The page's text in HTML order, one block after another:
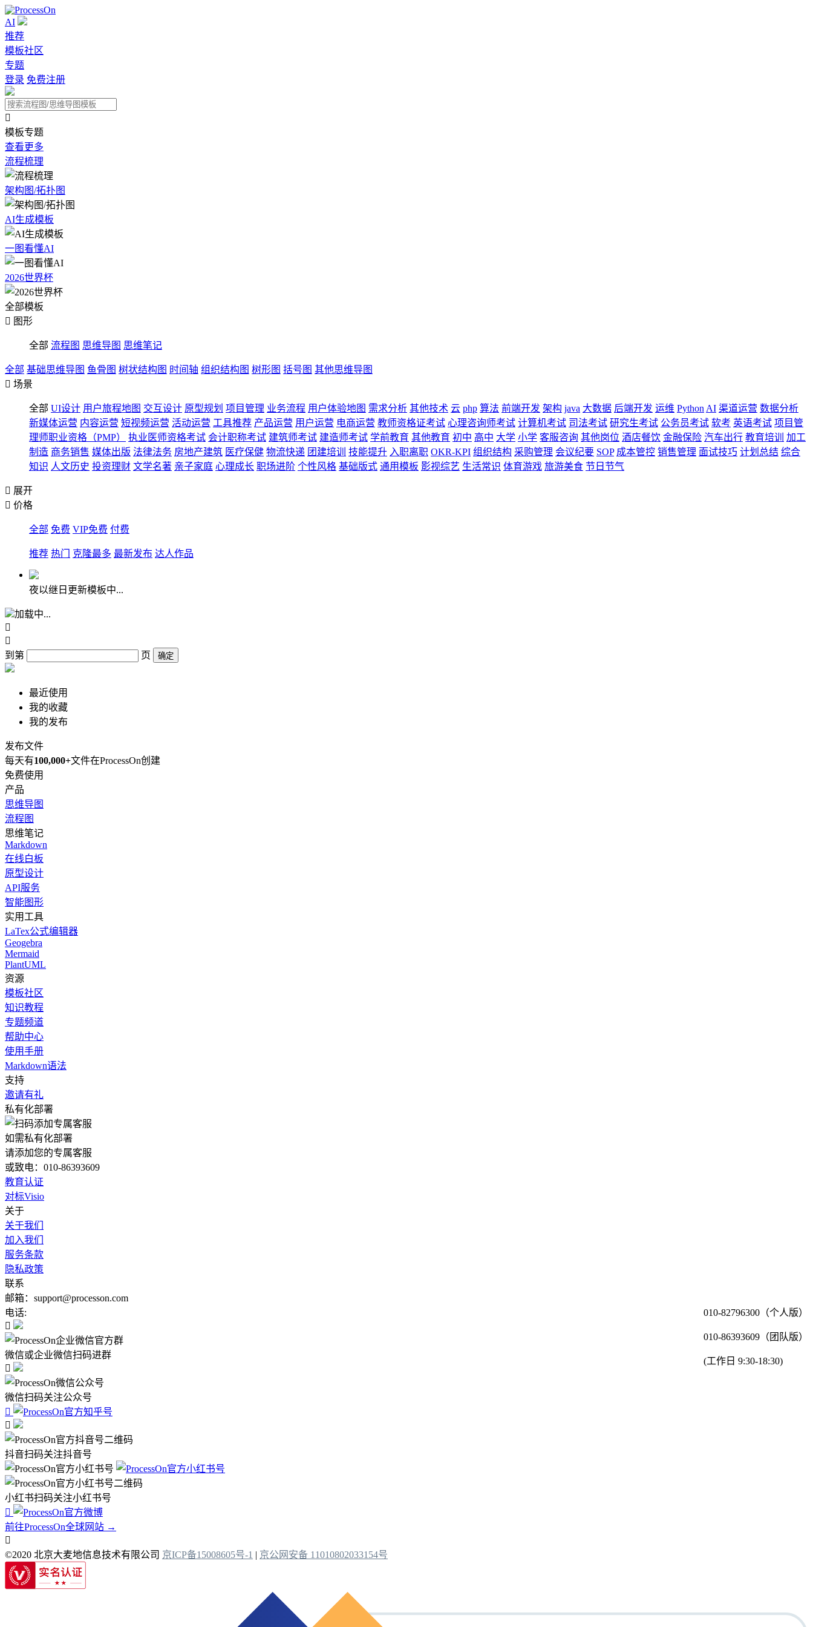
AI
推荐
模板社区
专题
登录 免费注册

模板专题
查看更多
流程梳理
架构图/拓扑图
AI生成模板
一图看懂AI
2026世界杯
全部模板
 图形
全部 流程图 思维导图 思维笔记
全部 基础思维导图 鱼骨图 树状结构图 时间轴 组织结构图 树形图 括号图 其他思维导图
 场景
全部 UI设计 用户旅程地图 交互设计 原型规划 项目管理 业务流程 用户体验地图 需求分析 其他技术 云 php 算法 前端开发 架构 java 大数据 后端开发 运维 Python AI 渠道运营 数据分析
新媒体运营 内容运营 短视频运营 活动运营 工具推荐 产品运营 用户运营 电商运营 教师资格证考试 心理咨询师考试 计算机考试 司法考试 研究生考试 公务员考试 软考 英语考试 项目管
理师职业资格（PMP）
执业医师资格考试 会计职称考试 建筑师考试 建造师考试 学前教育 其他教育 初中 高中 大学 小学 客服咨询 其他岗位 酒店餐饮 金融保险 汽车出行 教育培训
加工
制造 商务销售 媒体出版 法律法务 房地产建筑 医疗保健 物流快递 团建培训 技能提升 入职离职 OKR-KPI 组织结构 采购管理 会议纪要 SOP 成本管控 销售管理 面试技巧 计划总结 综合
知识 人文历史 投资理财 文学名著 亲子家庭 心理成长 职场进阶 个性风格 基础版式 通用模板 影视综艺 生活常识 体育游戏 旅游美食 节日节气
 展开
 价格
全部 免费 VIP免费 付费
推荐 热门 克隆最多 最新发布 达人作品
夜以继日更新模板中...
加载中...


到第
页 确定
最近使用
我的收藏
我的发布
发布文件
每天有100,000+文件在ProcessOn创建
免费使用
产品
思维导图
流程图
思维笔记
Markdown
在线白板
原型设计
API服务
智能图形
实用工具
LaTex公式编辑器
Geogebra
Mermaid
PlantUML
资源
模板社区
知识教程
专题频道
帮助中心
使用手册
Markdown语法
支持
邀请有礼
私有化部署
如需私有化部署
请添加您的专属客服
或致电：010-86393609
教育认证
对标Visio
关于
关于我们
加入我们
服务条款
隐私政策
联系
邮箱：support@processon.com
电话:
010-82796300（个人版）
010-86393609（团队版）
(工作日 9:30-18:30)

微信或企业微信扫码进群

微信扫码关注公众号


抖音扫码关注抖音号
小红书扫码关注小红书号

前往ProcessOn全球网站 →

©2020 北京大麦地信息技术有限公司 京ICP备15008605号-1 | 京公网安备 11010802033154号